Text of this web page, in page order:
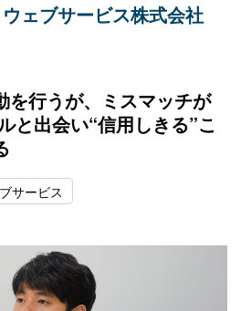
ェブサービス株式会社
を行うが、ミスマッチが
と出会い“信用しきる”こ
サービス